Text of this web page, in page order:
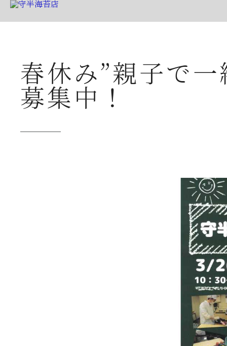
公式ショップ
創業本家守半品質
春休み”親子で
募集中！